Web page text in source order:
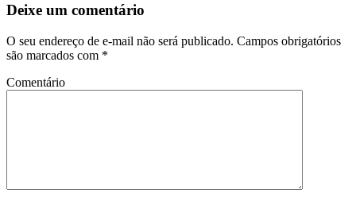
Deixe um comentário
O seu endereço de e-mail não será publicado. Campos obrigatórios
são marcados com *
Comentário